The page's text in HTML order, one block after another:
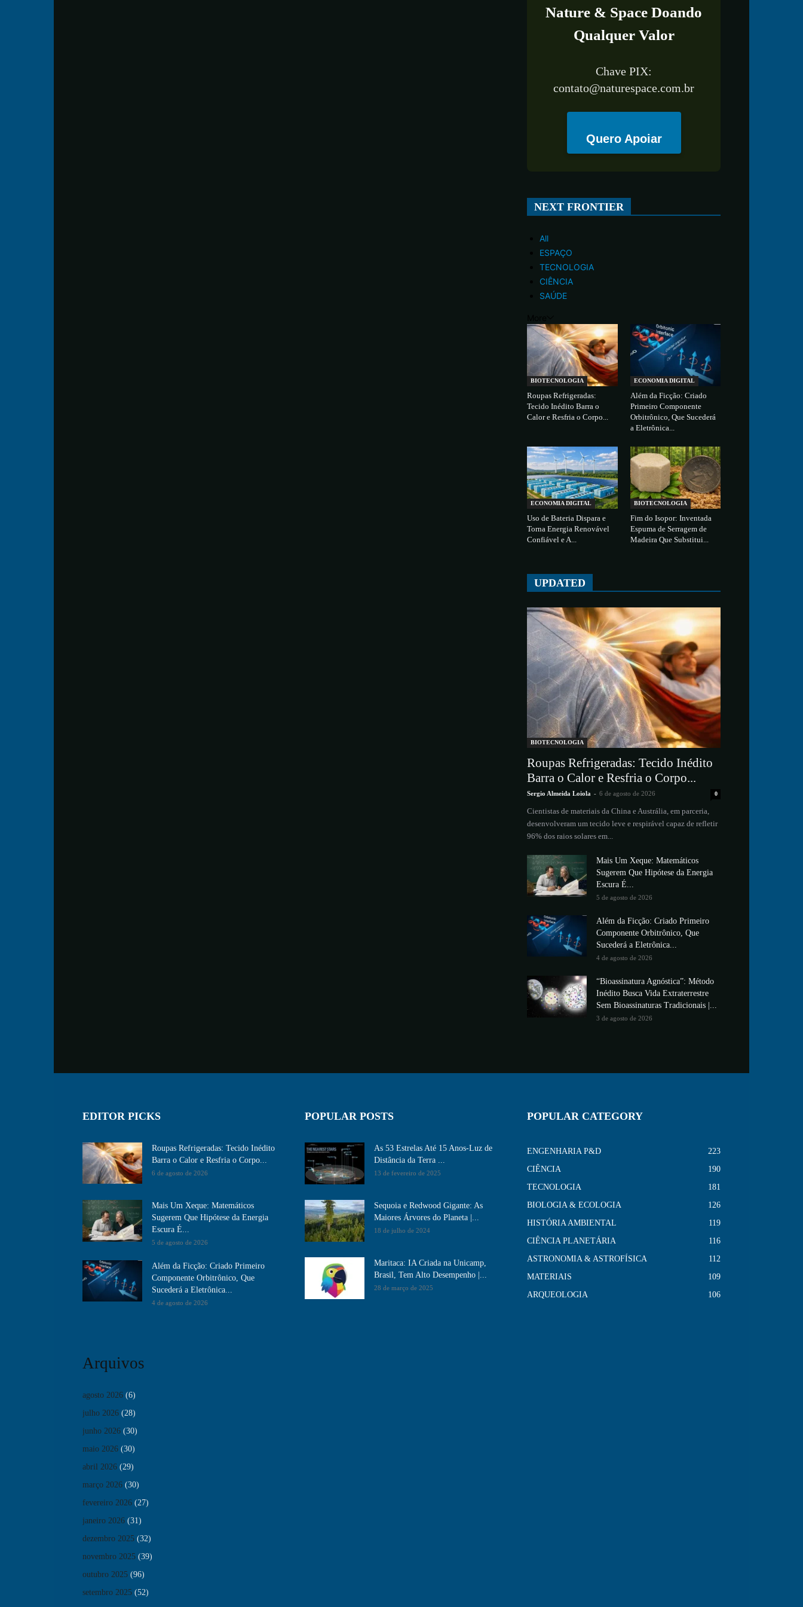
Nature & Space Doando
Qualquer Valor
Chave PIX:
contato@naturespace.com.br
Quero Apoiar
NEXT FRONTIER
All
ESPAÇO
TECNOLOGIA
CIÊNCIA
SAÚDE
BIOTECNOLOGIA
Roupas Refrigeradas:
Tecido Inédito Barra o
Calor e Resfria o Corpo...
ECONOMIA DIGITAL
Além da Ficção: Criado
Primeiro Componente
Orbitrônico, Que Sucederá
a Eletrônica...
ECONOMIA DIGITAL
Uso de Bateria Dispara e
Torna Energia Renovável
Confiável e A...
BIOTECNOLOGIA
Fim do Isopor: Inventada
Espuma de Serragem de
Madeira Que Substitui...
UPDATED
BIOTECNOLOGIA
Roupas Refrigeradas: Tecido Inédito
Barra o Calor e Resfria o Corpo...
Sergio Almeida Loiola - 6 de agosto de 2026 0
Cientistas de materiais da China e Austrália, em parceria,
desenvolveram um tecido leve e respirável capaz de refletir
96% dos raios solares em...
Mais Um Xeque: Matemáticos
Sugerem Que Hipótese da Energia
Escura É...
5 de agosto de 2026
Além da Ficção: Criado Primeiro
Componente Orbitrônico, Que
Sucederá a Eletrônica...
4 de agosto de 2026
“Bioassinatura Agnóstica”: Método
Inédito Busca Vida Extraterrestre
Sem Bioassinaturas Tradicionais |...
3 de agosto de 2026
EDITOR PICKS
Roupas Refrigeradas: Tecido Inédito
Barra o Calor e Resfria o Corpo...
6 de agosto de 2026
Mais Um Xeque: Matemáticos
Sugerem Que Hipótese da Energia
Escura É...
5 de agosto de 2026
Além da Ficção: Criado Primeiro
Componente Orbitrônico, Que
Sucederá a Eletrônica...
4 de agosto de 2026
Arquivos
agosto 2026 (6)
julho 2026 (28)
junho 2026 (30)
maio 2026 (30)
abril 2026 (29)
março 2026 (30)
fevereiro 2026 (27)
janeiro 2026 (31)
dezembro 2025 (32)
novembro 2025 (39)
outubro 2025 (96)
setembro 2025 (52)
POPULAR POSTS
As 53 Estrelas Até 15 Anos-Luz de
Distância da Terra ...
13 de fevereiro de 2025
Sequoia e Redwood Gigante: As
Maiores Árvores do Planeta |...
18 de julho de 2024
Maritaca: IA Criada na Unicamp,
Brasil, Tem Alto Desempenho​ |...
28 de março de 2025
POPULAR CATEGORY
ENGENHARIA P&D
223
CIÊNCIA
190
TECNOLOGIA
181
BIOLOGIA & ECOLOGIA
126
HISTÓRIA AMBIENTAL
119
CIÊNCIA PLANETÁRIA
116
ASTRONOMIA & ASTROFÍSICA
112
MATERIAIS
109
ARQUEOLOGIA
106